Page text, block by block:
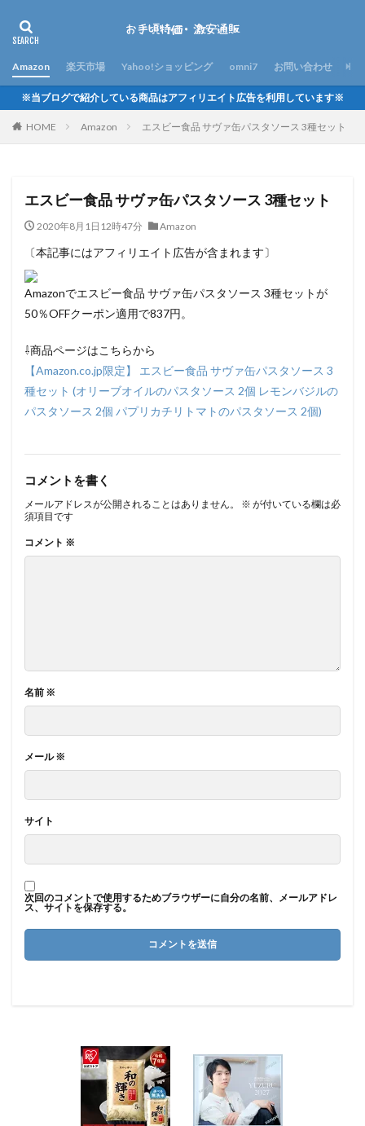
Amazon 楽天市場 Yahoo!ショッピング omni7 お問い合わせ
※当ブログで紹介している商品はアフィリエイト広告を利用しています※
HOME Amazon エスビー食品 サヴァ缶パスタソース 3種セット
エスビー食品 サヴァ缶パスタソース 3種セット
2020年8月1日12時47分 Amazon
〔本記事にはアフィリエイト広告が含まれます〕
Amazonでエスビー食品 サヴァ缶パスタソース 3種セットが
50％OFFクーポン適用で837円。
⇩商品ページはこちらから
【Amazon.co.jp限定】 エスビー食品 サヴァ缶パスタソース 3
種セット (オリーブオイルのパスタソース 2個 レモンバジルの
パスタソース 2個 パプリカチリトマトのパスタソース 2個)
コメントを書く
メールアドレスが公開されることはありません。 ※ が付いている欄は必
須項目です
コメント ※
名前 ※
メール※
サイト
次回のコメントで使用するためブラウザーに自分の名前、メールアドレ
ス、サイトを保存する。